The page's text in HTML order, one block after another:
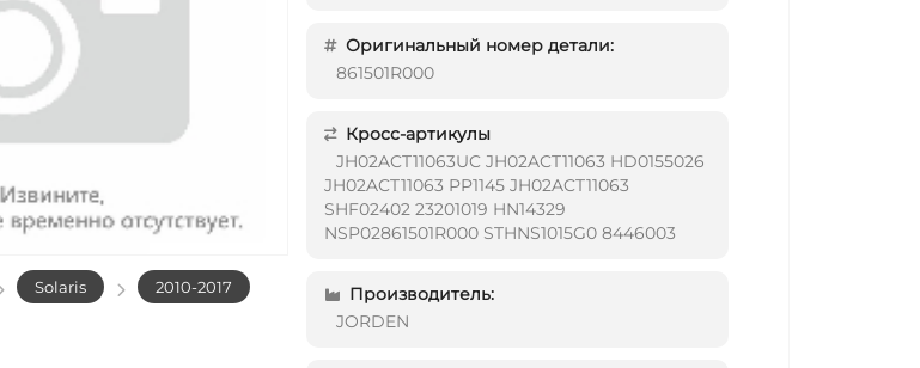
Solaris 2010-2017
Оригинальный номер детали:
861501R000
Кросс-артикулы
JH02ACT11063UC JH02ACT11063 HD0155026
JH02ACT11063 PP1145 JH02ACT11063
SHF02402 23201019 HN14329
NSP02861501R000 STHNS1015G0 8446003
Производитель:
JORDEN